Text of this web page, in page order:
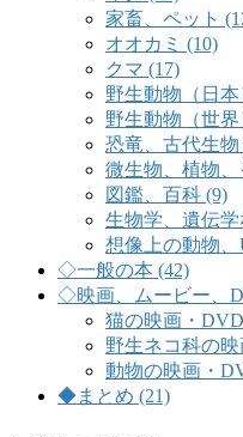
家畜、ペット
オオカミ (10)
クマ (17)
野生動物（日本
野生動物（世界
恐竜、古代生物
微生物、植物
図鑑、百科 (9)
生物学、遺伝学
想像上の動物
◇一般の本 (42)
◇映画、ムービー、
猫の映画・
野生ネコ科の
動物の映画・
◆まとめ (21)